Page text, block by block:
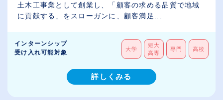
土木工事業として創業し、「顧客の求める品質で地域
に貢献する」をスローガンに、顧客満足...
インターンシップ
受け入れ可能対象
大学
短大
高専
専門 高校
詳しくみる